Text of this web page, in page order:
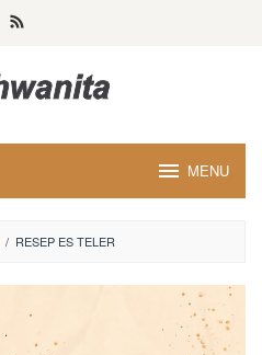
MENU
/ RESEP ES TELER